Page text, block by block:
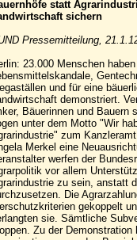
statt
sichern
Pressemitteilung,
23.000 Menschen
und für eine
demonstriert.
Bäuerinnen und Bauern
unter dem Motto "Wir
zum
Merkel eine
werfen der
vor allem
zu sein, anstatt
Die
gekoppelt
sie. Sämtliche
Zu der